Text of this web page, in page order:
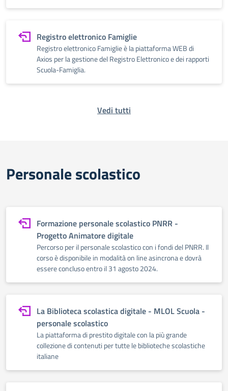
Registro elettronico Famiglie
Registro elettronico Famiglie è la piattaforma WEB di
Axios per la gestione del Registro Elettronico e dei rapporti
Scuola-Famiglia.
Vedi tutti
Personale scolastico
Formazione personale scolastico PNRR -
Progetto Animatore digitale
Percorso per il personale scolastico con i fondi del PNRR. Il
corso è disponibile in modalità on line asincrona e dovrà
essere concluso entro il 31 agosto 2024.
La Biblioteca scolastica digitale - MLOL Scuola -
personale scolastico
La piattaforma di prestito digitale con la più grande
collezione di contenuti per tutte le biblioteche scolastiche
italiane